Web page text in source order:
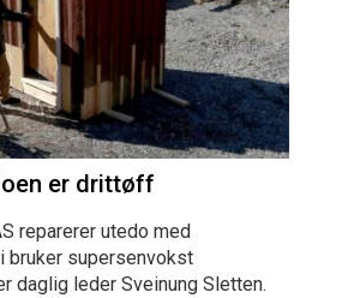
er drittøff
reparerer utedo med
bruker supersenvokst
daglig leder Sveinung Sletten.